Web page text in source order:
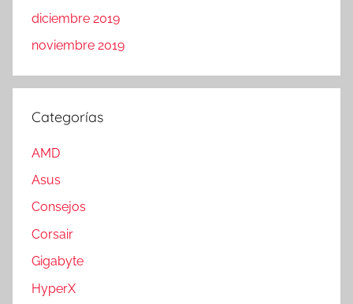
diciembre 2019
noviembre 2019
Categorías
AMD
Asus
Consejos
Corsair
Gigabyte
HyperX